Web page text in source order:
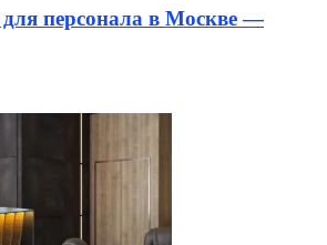
персонала в Москве —